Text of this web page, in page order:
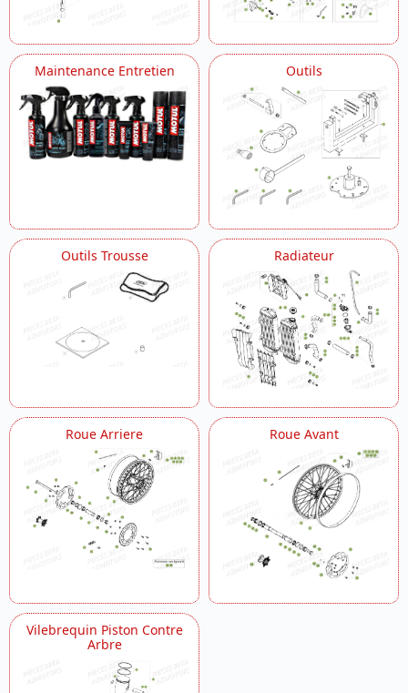
Maintenance Entretien Outils
Outils Trousse Radiateur
Roue Arriere Roue Avant
Vilebrequin Piston Contre
Arbre